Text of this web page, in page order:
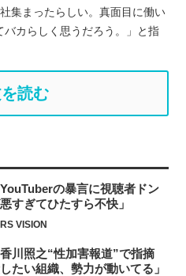
集まったらしい。真面目に働い
カらしく思うだろう。」と指
読む
YouTuberの暴言に視聴者ドン
すぎてひたすら不快」
VISION
川照之“性加害報道”で指摘
したい組織、勢力が動いてる」